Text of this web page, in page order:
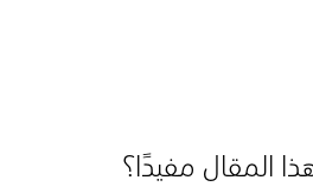
المقال مفيدًا؟